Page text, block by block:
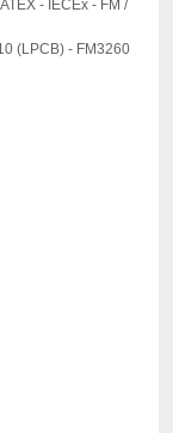
- IECEx - FM /
(LPCB) - FM3260